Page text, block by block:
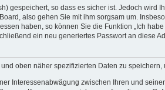
gespeichert, so dass es sicher ist. Jedoch
also gehen Sie mit ihm sorgsam um.
haben, so können Sie die Funktion „Ich
ein neu generiertes Passwort an diese
oben näher spezifizierten Daten zu
Interessenabwägung zwischen Ihren und